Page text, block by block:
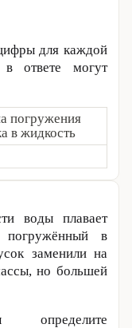
для каждой
ответе могут
погружения
в жидкость
воды плавает
погружённый в
заменили на
но большей